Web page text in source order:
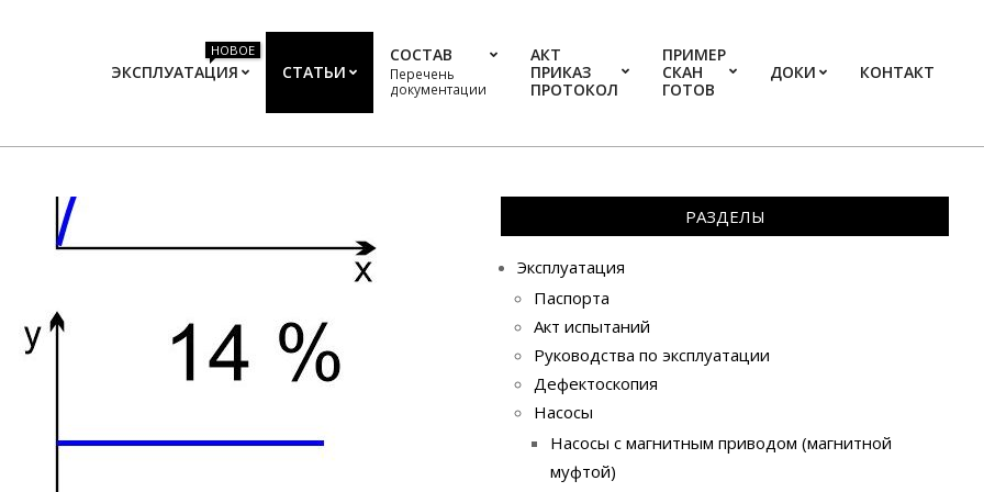
ЭКСПЛУАТАЦИЯ
НОВОЕ
СТАТЬИ
СОСТАВ
Перечень
документации
АКТ
ПРИКАЗ
ПРОТОКОЛ
ПРИМЕР
СКАН
ГОТОВ
ДОКИ КОНТАКТ
РАЗДЕЛЫ
Эксплуатация
Паспорта
Акт испытаний
Руководства по эксплуатации
Дефектоскопия
Насосы
Насосы с магнитным приводом (магнитной
муфтой)